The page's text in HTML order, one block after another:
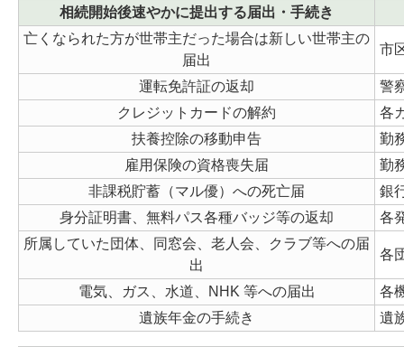
相続開始後速やかに提出する届出・手続き
亡くなられた方が世帯主だった場合は新しい世帯主の
届出
市
運転免許証の返却
警
クレジットカードの解約
各
扶養控除の移動申告
勤
雇用保険の資格喪失届
勤
非課税貯蓄（マル優）への死亡届
銀
身分証明書、無料パス各種バッジ等の返却
各
所属していた団体、同窓会、老人会、クラブ等への届
出
各
電気、ガス、水道、NHK 等への届出
各
遺族年金の手続き
遺